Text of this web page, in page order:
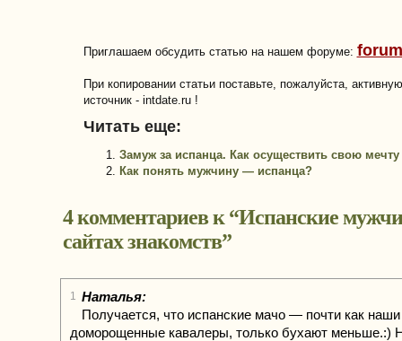
Приглашаем обсудить статью на нашем форуме:
При копировании статьи поставьте, пожалуйста,
источник - intdate.ru !
Читать еще:
Замуж за испанца. Как осуществить свою мечту
Как понять мужчину — испанца?
4 комментариев к “Испанские
сайтах знакомств”
1 Наталья:
Получается, что испанские мачо — почти как наши
доморощенные кавалеры, только бухают меньше.:)